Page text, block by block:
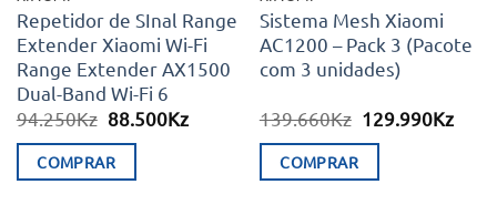
Repetidor de SInal Range
Extender Xiaomi Wi-Fi
Range Extender AX1500
Dual-Band Wi-Fi 6
94.250Kz O
original
era:
88.500KzO
COMPRAR
Sistema Mesh Xiaomi
AC1200 – Pack 3 (Pacote
com 3 unidades)
139.660Kz O
era:
129.990KzO
COMPRAR